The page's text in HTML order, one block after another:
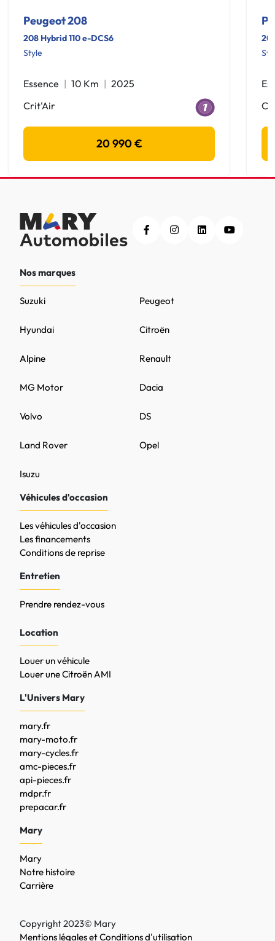
Peugeot 208
208 Hybrid 110 e-DCS6
Style
Essence 10 Km
2025
Crit'Air
20 990 €
Nos marques
Peugeot
DS
MG Motor
Citroën
Opel
Volvo
Renault
Hyundai
Land Rover
Dacia
Alpine
Isuzu
Suzuki
Véhicules d'occasion
Les véhicules d'occasion
Les financements
Conditions de reprise
Entretien
Prendre rendez-vous
Location
Louer un véhicule
Louer une Citroën AMI
L'Univers Mary
mary.fr
mary-moto.fr
mary-cycles.fr
amc-pieces.fr
api-pieces.fr
mdpr.fr
prepacar.fr
Mary
Mary
Notre histoire
Carrière
Copyright 2023© Mary
Mentions légales et Conditions d'utilisation